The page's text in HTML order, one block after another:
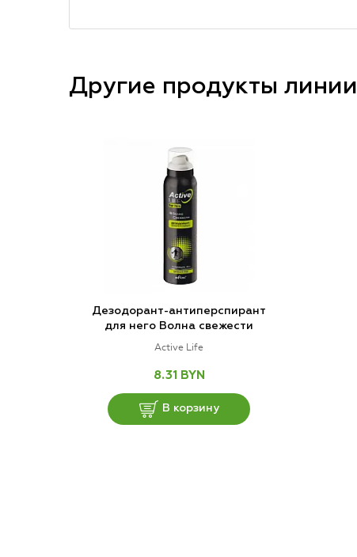
Другие продукты линии
Дезодорант-антиперспирант
для него Волна свежести
Active Life
8.31 BYN
В корзину